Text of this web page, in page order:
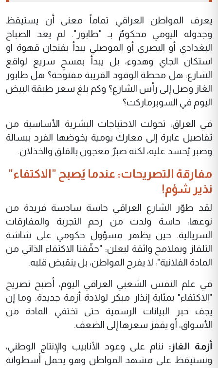
يعرف المواطن العراقي تماماً معنى أن يستيقظ
وجدوله اليومي محكومٌ بـ "طابور". لم يعد الصباح
البغدادي أو البصري أو الموصلي يبدأ بفنجان قهوة او
استكان الجاي وهدوء، بل يبدأ بمسحٍ سريع لواقع
الشارع: هل محطة الوقود القريبة مفتوحة؟ هل طابور
الغاز وصل إلى رأس الشارع؟ وكم بلغ سعر طبقة البيض
اليوم في السوبرماركت؟
في العراق، تحولت الاحتياجات البشرية الأساسية من
تفاصيل عابرة إلى معارك يومية يخوضها الفرد ببسالة
وصبر يُحسد عليه، لكنه صبرٌ معجون بالقلق والخذلان.
مفارقة التصريحات: عندما يُصبح "الاكتفاء"
نذير شؤم!
لقد طوّر الشارع العراقي حاسة سادسة فريدة من
نوعها، حاسة ولدت من رحم التجربة والمفارقات
السريالية. حين يظهر مسؤول حكومي على شاشة
التلفاز وبملامح واثقة ليعلن: "حقّقنا الاكتفاء الذاتي من
المادة الفلانية"، لا يفرح المواطن، بل ينقبض قلبه.
في علم النفس الشعبي العراقي اليوم، أصبح تصريح
"الاكتفاء" بمثابة إنذار مبكر لولادة أزمة جديدة. وما إن
يجف حبر البيانات الرسمية حتى تختفي المادة من
الأسواق، أو يقفز سعرها إلى الضعف.
أزمة الغاز: ننام على وعود الأنابيب والإنتاج الوطني،
ونستيقظ على مشهد المواطن وهو يحمل أسطوانة